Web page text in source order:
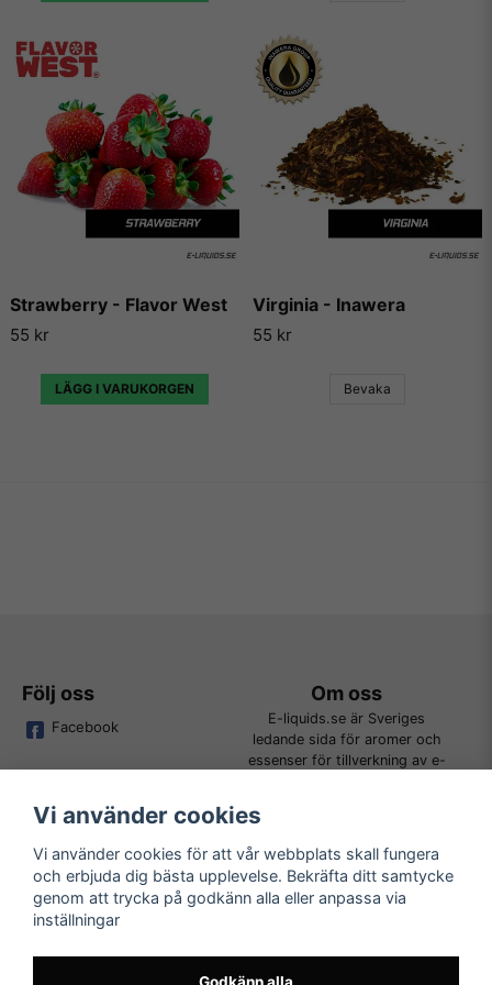
Strawberry - Flavor West
55 kr
LÄGG I VARUKORGEN
Virginia - Inawera
55 kr
Bevaka
Följ oss
Facebook
Om oss
E-liquids.se är Sveriges
ledande sida för aromer och
essenser för tillverkning av e-
Kundtjänst
Tveka inte att kontakta oss på
order@e-liquids.se om du har
några frågor, funderingar eller
önskemål om produkter!
Läs mer
Vi använder cookies
Vi använder cookies för att vår webbplats skall fungera
och erbjuda dig bästa upplevelse. Bekräfta ditt samtycke
genom att trycka på godkänn alla eller anpassa via
inställningar
Godkänn alla